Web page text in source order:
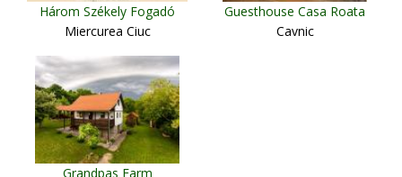
Három Székely Fogadó
Miercurea Ciuc
Guesthouse Casa Roata
Cavnic
Grandpas Farm